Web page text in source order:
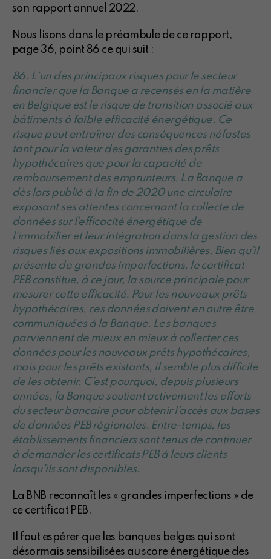
son rapport annuel 2022.
Nous lisons dans le préambule de ce rapport,
page 36, point 86 ce qui suit :
86. L’un des principaux risques pour le secteur
financier que la Banque a recensés en la matière
en Belgique est le risque de transition associé aux
bâtiments à faible efficacité énergétique. Ce
risque peut entraîner des conséquences néfastes
tant pour la valeur des garanties des prêts
hypothécaires que pour la capacité de
remboursement des emprunteurs. La Banque a
dès lors publié à la fin de 2020 une circulaire
exposant ses attentes concernant la collecte de
données sur l’efficacité énergétique de
l’immobilier et leur intégration dans la gestion des
risques liés aux expositions immobilières. Bien qu’il
présente de grandes imperfections, le certificat
PEB constitue, à ce jour, la source principale pour
mesurer cette efficacité. Pour les nouveaux prêts
hypothécaires, ces données doivent en outre être
communiquées à la Banque. Les banques
parviennent de mieux en mieux à collecter ces
données pour les nouveaux prêts hypothécaires,
mais pour les prêts existants, il semble plus difficile
de les obtenir. C’est pourquoi, depuis plusieurs
années, la Banque soutient activement les efforts
du secteur bancaire pour obtenir l’accès aux bases
de données PEB régionales. Entre-temps, les
établissements financiers sont tenus de continuer
à demander les certificats PEB à leurs clients
lorsqu’ils sont disponibles.
La BNB reconnaît les « grandes imperfections » de
ce certificat PEB.
Il faut espérer que les banques belges qui sont
désormais sensibilisées au score énergétique des